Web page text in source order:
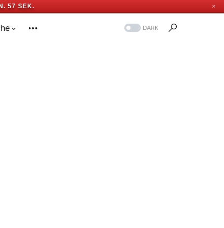
56 SEK. ✕
DARK